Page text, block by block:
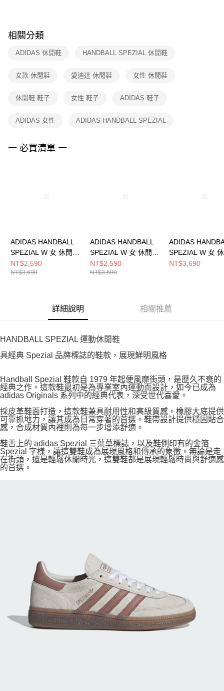
※ 交易是否成功請以「AFTEE先享後付 」之結帳頁面顯示為準，若有關於
是否繳費成功／繳費後需取消欲退款等相關疑問，請聯繫「AFTEE先享後付
客戶支援中心」https://netprotections.freshdesk.com/support/home
１．透過由恩沛科技股份有限公司提供之「AFTEE先享後付」服務完成之交
權轉讓予恩沛科技股份有限公司。
３．未成年的使用者請事先徵得法定代理人或監護人之同意方可使用
４．使用「AFTEE先享後付」時，將依據個別帳號之用戶狀況，依本公司即
相關分類
ADIDAS 休閒鞋 HANDBALL SPEZIAL 休閒鞋
女款 休閒鞋 愛迪達 休閒鞋 女性 休閒鞋
休閒鞋 鞋子 女性 鞋子 ADIDAS 鞋子
ADIDAS 女性 ADIDAS HANDBALL SPEZIAL
一 必買清單 一
ADIDAS HANDBALL
SPEZIAL W 女 休閒鞋
JR0852
NT$2,590
NT$3,690
ADIDAS HANDBALL
SPEZIAL W 女 休閒鞋
JP8726
NT$2,590
NT$3,690
ADIDAS
SPEZIAL W 女
IH1513
NT$3,690
詳細說明 相關推薦
HANDBALL SPEZIAL 運動休閒鞋
具經典 Spezial 品牌標誌的鞋款，展現鮮明風格
Handball Spezial 鞋款自 1979 年起便風靡街頭，是歷久不衰的
經典之作。這款鞋最初是為專業室內運動而設計，如今已成為
adidas Originals 系列中的經典代表，深受世代喜愛。
採皮革鞋面打造，這款鞋兼具耐用性和高級質感。橡膠大底提供
可靠抓地力，讓其成為日常穿著的首選。鞋帶設計提供穩固貼合
感，合成材質內裡則為每一步增添舒適。
鞋舌上的 adidas Spezial 三葉草標誌，以及鞋側印有的金箔
Spezial 字樣，讓這雙鞋成為展現風格和傳承的象徵。無論是走
在街頭，還是輕鬆休閒時光，這雙鞋都是展現輕鬆時尚與舒適感
的首選。